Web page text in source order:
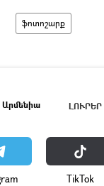
ֆոտոշարք
Արմենիա ԼՈՒՐԵՐ
ТikТоk